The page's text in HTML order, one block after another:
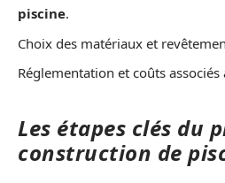
piscine.
Choix des matériaux et
Réglementation et coûts associés
Les étapes clés du
construction de